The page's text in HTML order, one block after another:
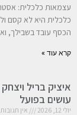
עצמאות כלכלית:
כלכלית היא לא קסם
הכסף עובד בשבילך,
קרא עוד »
איציק בריל
עושים בפועל
יולי 12, 2026 אין תגובות